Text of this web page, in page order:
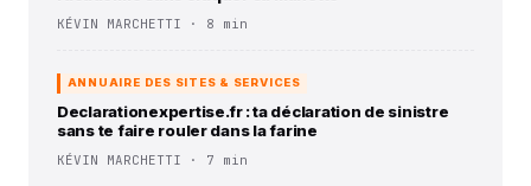
KÉVIN MARCHETTI · 8 min
ANNUAIRE DES SITES & SERVICES
Declarationexpertise.fr : ta déclaration de sinistre
sans te faire rouler dans la farine
KÉVIN MARCHETTI · 7 min